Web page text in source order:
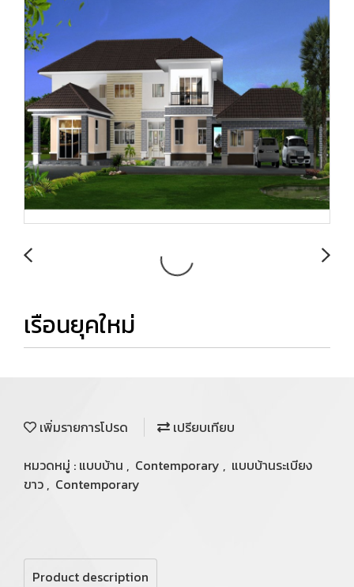
เรือนยุคใหม่
เพิ่มรายการโปรด
เปรียบเทียบ
หมวดหมู่ : แบบบ้าน , Contemporary , แบบบ้านระเบียง
ขาว , Contemporary
Product description